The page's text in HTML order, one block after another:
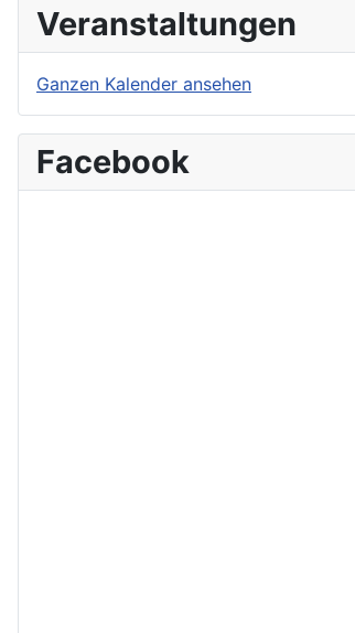
Veranstaltungen
Ganzen Kalender ansehen
Facebook